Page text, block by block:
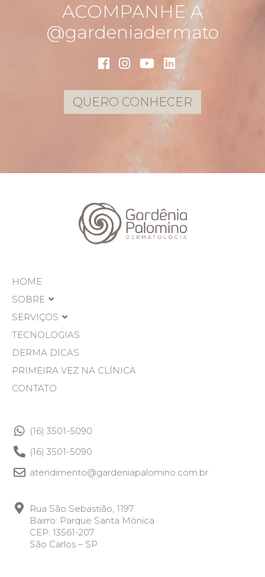
ACOMPANHE A
@gardeniadermato
QUERO CONHECER
HOME
SOBRE
SERVIÇOS
TECNOLOGIAS
DERMA DICAS
PRIMEIRA VEZ NA CLÍNICA
CONTATO
(16) 3501-5090
(16) 3501-5090
atendimento@gardeniapalomino.com.br
Rua São Sebastião, 1197
Bairro: Parque Santa Mônica
CEP: 13561-207
São Carlos – SP